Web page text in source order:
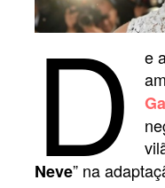
D e
Neve” na